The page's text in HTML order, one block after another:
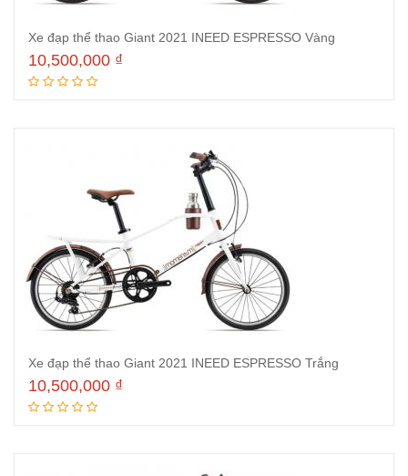
Xe đạp thể thao Giant 2021 INEED ESPRESSO Vàng
10,500,000 ₫
Xe đạp thể thao Giant 2021 INEED ESPRESSO Trắng
10,500,000 ₫